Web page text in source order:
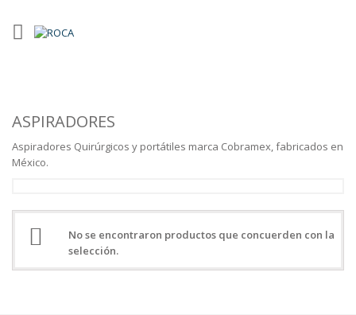
ASPIRADORES
Aspiradores Quirúrgicos y portátiles marca Cobramex, fabricados en
México.
No se encontraron productos que concuerden con la
selección.